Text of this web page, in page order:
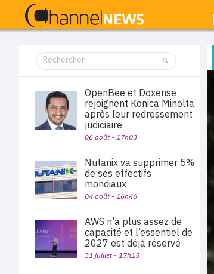
OpenBee et Doxense
rejoignent Konica Minolta
après leur redressement
judiciaire
06 août - 17h03
Nutanix va supprimer 5%
de ses effectifs
mondiaux
04 août - 16h46
AWS n’a plus assez de
capacité et l’essentiel de
2027 est déjà réservé
31 juillet - 17h15